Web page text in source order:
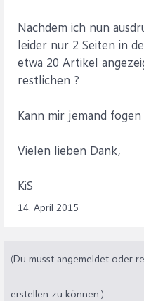
Nachdem ich nun
leider nur 2 Seiten in
etwa 20 Artikel
restlichen ?
Kann mir jemand
Vielen lieben Dank,
KiS
14. April 2015
(Du musst angemeldet oder
erstellen zu können.)